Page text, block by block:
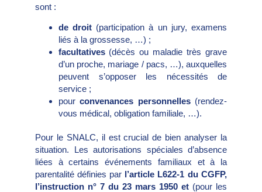
sont :
de droit (participation à un jury, examens
liés à la grossesse, …) ;
facultatives (décès ou maladie très grave
d’un proche, mariage / pacs, …), auxquelles
peuvent s’opposer les nécessités de
service ;
pour convenances personnelles (rendez-
vous médical, obligation familiale, …).
Pour le SNALC, il est crucial de bien analyser la
situation. Les autorisations spéciales d’absence
liées à certains événements familiaux et à la
parentalité définies par l’article L622-1 du CGFP,
l’instruction n° 7 du 23 mars 1950 et (pour les